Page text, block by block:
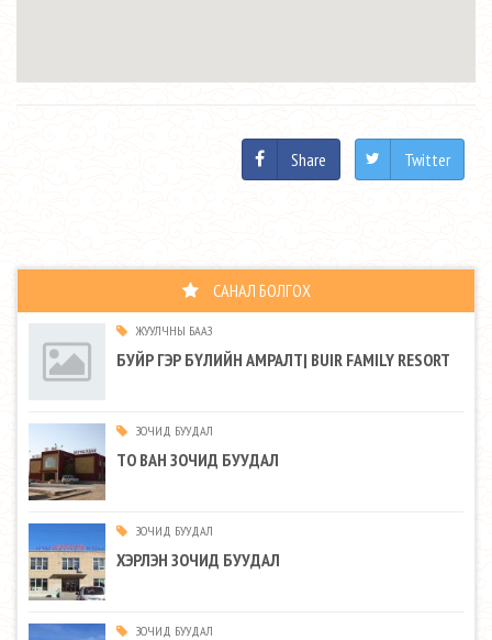
Share Twitter
САНАЛ БОЛГОХ
ЖУУЛЧНЫ БААЗ
БУЙР ГЭР БҮЛИЙН АМРАЛТ| BUIR FAMILY RESORT
ЗОЧИД БУУДАЛ
ТО ВАН ЗОЧИД БУУДАЛ
ЗОЧИД БУУДАЛ
ХЭРЛЭН ЗОЧИД БУУДАЛ
ЗОЧИД БУУДАЛ